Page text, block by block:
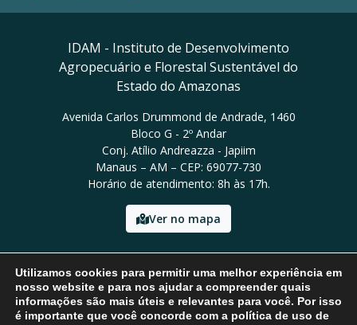
IDAM - Instituto de Desenvolvimento
Agropecuário e Florestal Sustentável do
Estado do Amazonas
Avenida Carlos Drummond de Andrade, 1460
Bloco G - 2º Andar
Conj. Atílio Andreazza - Japiim
Manaus – AM – CEP: 69077-730
Horário de atendimento: 8h às 17h.
Ver no mapa
Email: presidencia@idam.am.gov.br
Tel: (92) 98452-9911
Utilizamos cookies para permitir uma melhor experiência em
nosso website e para nos ajudar a compreender quais
informações são mais úteis e relevantes para você. Por isso
é importante que você concorde com a política de uso de